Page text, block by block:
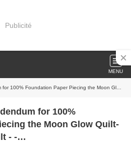
Publicité
MENU
Piecing the Moon Glow Quilt- 86 1/4" x 86 1/4" Quilt - - PaperPiecedQuilting.com
for 100%
the Moon Glow Quilt-
- -